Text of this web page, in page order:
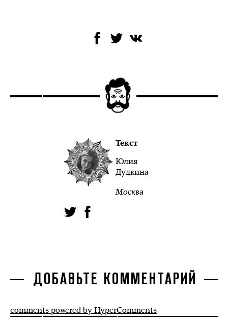
Текст
Юлия
Дудкина
Москва
ДОБАВЬТЕ КОММЕНТАРИЙ
comments powered by HyperComments